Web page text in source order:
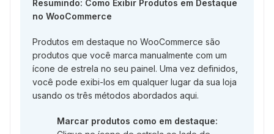
Resumindo: Como Exibir Produtos em Destaque
no WooCommerce
Produtos em destaque no WooCommerce são
produtos que você marca manualmente com um
ícone de estrela no seu painel. Uma vez definidos,
você pode exibi-los em qualquer lugar da sua loja
usando os três métodos abordados aqui.
Marcar produtos como em destaque: